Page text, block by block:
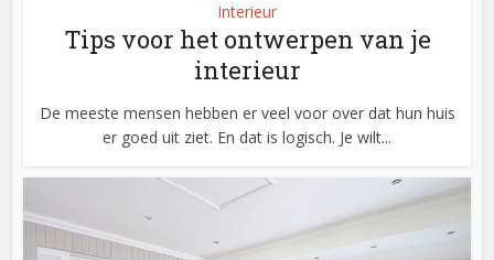
Interieur
Tips voor het ontwerpen van je
interieur
De meeste mensen hebben er veel voor over dat hun huis
er goed uit ziet. En dat is logisch. Je wilt...